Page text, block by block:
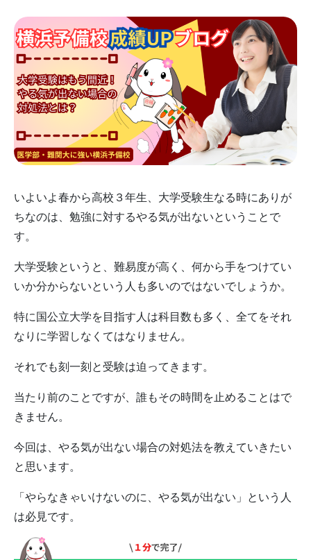
いよいよ春から高校３年生、大学受験生なる時にありが
ちなのは、勉強に対するやる気が出ないということで
す。
大学受験というと、難易度が高く、何から手をつけてい
いか分からないという人も多いのではないでしょうか。
特に国公立大学を目指す人は科目数も多く、全てをそれ
なりに学習しなくてはなりません。
それでも刻一刻と受験は迫ってきます。
当たり前のことですが、誰もその時間を止めることはで
きません。
今回は、やる気が出ない場合の対処法を教えていきたい
と思います。
「やらなきゃいけないのに、やる気が出ない」という人
は必見です。